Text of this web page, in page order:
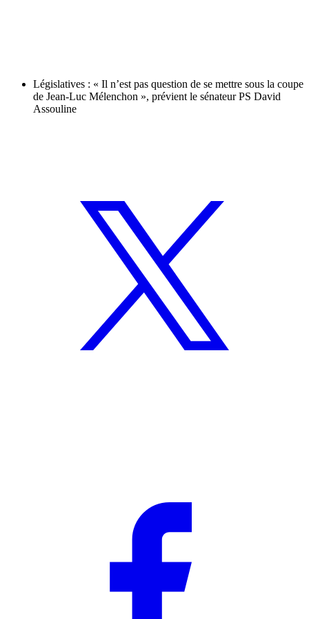
Législatives : « Il n’est pas question de se mettre sous la coupe
de Jean-Luc Mélenchon », prévient le sénateur PS David
Assouline